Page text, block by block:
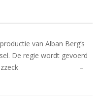
van Alban Berg’s
De regie wordt gevoerd
Cast: Wozzeck –